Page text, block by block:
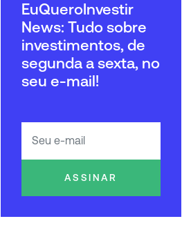
EuQueroInvestir
News: Tudo sobre
investimentos, de
segunda a sexta, no
seu e-mail!
ASSINAR